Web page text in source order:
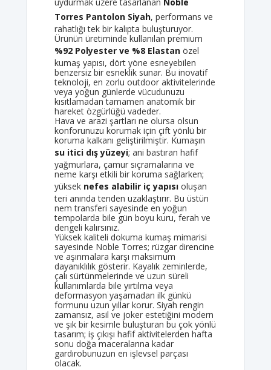
Torres Pantolon Siyah, performans ve
rahatlığı tek bir kalıpta buluşturuyor.
Ürünün üretiminde kullanılan premium
%92 Polyester ve %8 Elastanözel
kumaş yapısı, dört yöne esneyebilen
benzersiz bir esneklik sunar. Bu inovatif
teknoloji, en zorlu outdoor aktivitelerinde
veya yoğun günlerde vücudunuzu
kısıtlamadan tamamen anatomik bir
hareket özgürlüğü vadeder.
Hava ve arazi şartları ne olursa olsun
konforunuzu korumak için çift yönlü bir
koruma kalkanı geliştirilmiştir. Kumaşın
su itici dış yüzeyi; ani bastıran hafif
yağmurlara, çamur sıçramalarına ve
neme karşı etkili bir koruma sağlarken;
yüksek nefes alabilir iç yapısıoluşan
teri anında tenden uzaklaştırır. Bu üstün
nem transferi sayesinde en yoğun
tempolarda bile gün boyu kuru, ferah ve
dengeli kalırsınız.
Yüksek kaliteli dokuma kumaş mimarisi
sayesinde Noble Torres; rüzgar direncine
ve aşınmalara karşı maksimum
dayanıklılık gösterir. Kayalık zeminlerde,
çalı sürtünmelerinde ve uzun süreli
kullanımlarda bile yırtılma veya
deformasyon yaşamadan ilk günkü
formunu uzun yıllar korur. Siyah rengin
zamansız, asil ve joker estetiğini modern
ve şık bir kesimle buluşturan bu çok yönlü
tasarım; iş çıkışı hafif aktivitelerden hafta
sonu doğa maceralarına kadar
gardırobunuzun en işlevsel parçası
olacak.